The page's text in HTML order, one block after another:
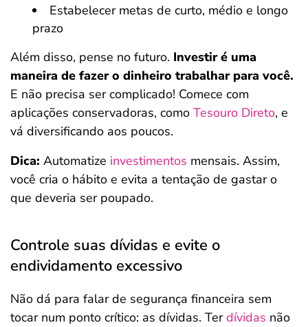
Estabelecer metas de curto, médio e longo
prazo
Além disso, pense no futuro. Investir é uma
maneira de fazer o dinheiro trabalhar para você.
E não precisa ser complicado! Comece com
aplicações conservadoras, como Tesouro Direto, e
vá diversificando aos poucos.
Dica: Automatize investimentos mensais. Assim,
você cria o hábito e evita a tentação de gastar o
que deveria ser poupado.
Controle suas dívidas e evite o
endividamento excessivo
Não dá para falar de segurança financeira sem
tocar num ponto crítico: as dívidas. Terdívidas não